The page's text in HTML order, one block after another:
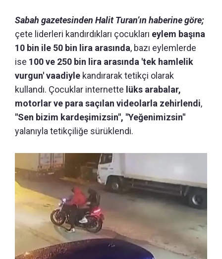
Sabah gazetesinden Halit Turan’ın haberine göre;
çete liderleri kandırdıkları çocukları eylem başına
10 bin ile 50 bin lira arasında, bazı eylemlerde
ise 100 ve 250 bin lira arasında 'tek hamlelik
vurgun' vaadiyle kandırarak tetikçi olarak
kullandı. Çocuklar internette lüks arabalar,
motorlar ve para saçılan videolarla zehirlendi,
"Sen bizim kardeşimizsin", "Yeğenimizsin"
yalanıyla tetikçiliğe sürüklendi.